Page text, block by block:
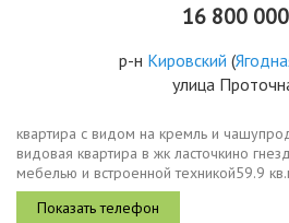
16 800
р-н Кировский (
улица
квартира с видом на кремль и
видовая квартира в жк ласточкино
мебелью и встроенной техникой59.9
непроходные. два санузла.квартира
районе, с...